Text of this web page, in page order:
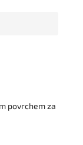
povrchem za